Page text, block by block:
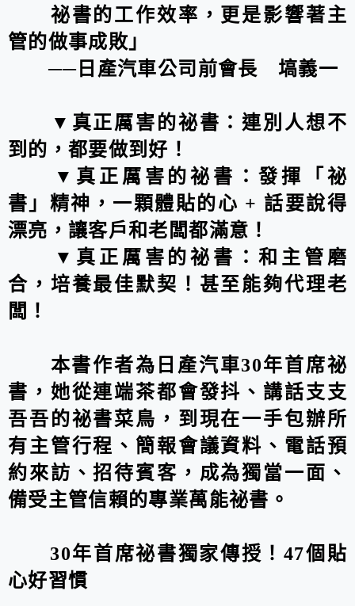
祕書的工作效率，更是影響著主
管的做事成敗」
──日產汽車公司前會長 塙義一
▼真正厲害的祕書：連別人想不
到的，都要做到好！
▼真正厲害的祕書：發揮「祕
書」精神，一顆體貼的心 + 話要說得
漂亮，讓客戶和老闆都滿意！
▼真正厲害的祕書：和主管磨
合，培養最佳默契！甚至能夠代理老
闆！
本書作者為日產汽車30年首席祕
書，她從連端茶都會發抖、講話支支
吾吾的祕書菜鳥，到現在一手包辦所
有主管行程、簡報會議資料、電話預
約來訪、招待賓客，成為獨當一面、
備受主管信賴的專業萬能祕書。
30年首席祕書獨家傳授！47個貼
心好習慣